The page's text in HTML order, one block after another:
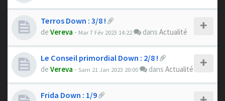
Terros Down : 3/8 !
de Vereva - Mar 7 Fév 2023 14:22 dans Actualité
Le Conseil primordial Down : 2/8 !
de Vereva - Sam 21 Jan 2023 20:00 dans Actualité
Frida Down : 1/9